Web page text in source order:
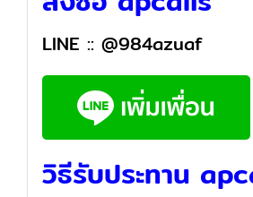
LINE :: @984azuaf
วิธีรับประทาน